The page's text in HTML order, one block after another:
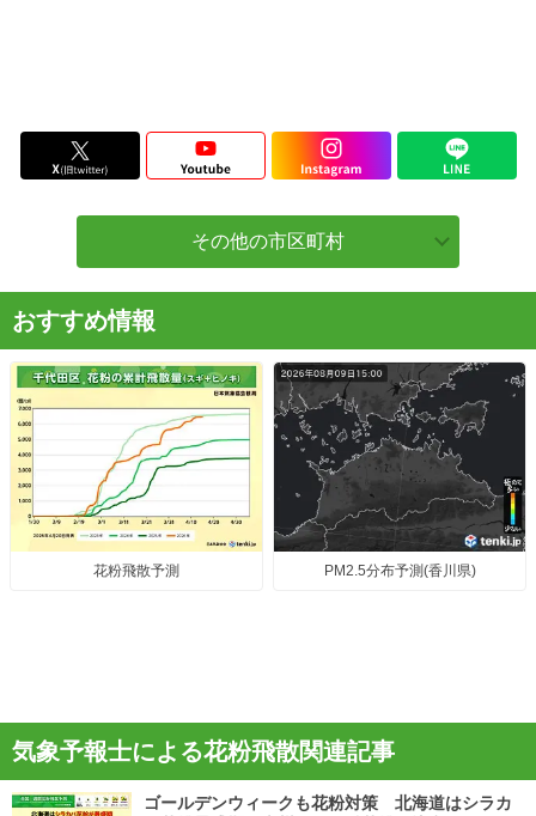
その他の市区町村
おすすめ情報
花粉飛散予測 PM2.5分布予測(香川県)
気象予報士による花粉飛散関連記事
ゴールデンウィークも花粉対策 北海道はシラカ